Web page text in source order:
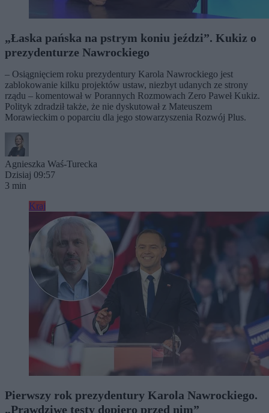
„Łaska pańska na pstrym koniu jeździ”. Kukiz o
prezydenturze Nawrockiego
– Osiągnięciem roku prezydentury Karola Nawrockiego jest
zablokowanie kilku projektów ustaw, niezbyt udanych ze strony
rządu – komentował w Porannych Rozmowach Zero Paweł Kukiz.
Polityk zdradził także, że nie dyskutował z Mateuszem
Morawieckim o poparciu dla jego stowarzyszenia Rozwój Plus.
Agnieszka Waś-Turecka
Dzisiaj 09:57
3 min
Kraj
Pierwszy rok prezydentury Karola Nawrockiego.
„Prawdziwe testy dopiero przed nim”